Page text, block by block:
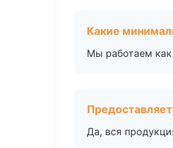
Какие
Мы работаем
Да, вся